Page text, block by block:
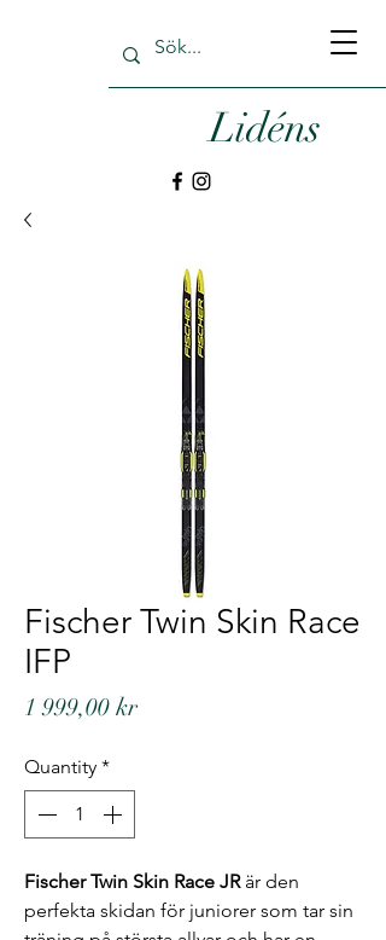
Lidéns
Fischer Twin Skin Race
IFP
1 999,00 krPrice
Quantity *
Fischer Twin Skin Race JRär den
perfekta skidan för juniorer som tar sin